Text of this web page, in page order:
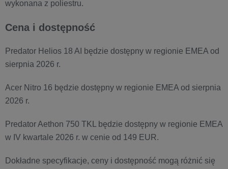
wykonana z poliestru.
Cena i dostępność
Predator Helios 18 AI będzie dostępny w regionie EMEA od
sierpnia 2026 r.
Acer Nitro 16 będzie dostępny w regionie EMEA od sierpnia
2026 r.
Predator Aethon 750 TKL będzie dostępny w regionie EMEA
w IV kwartale 2026 r. w cenie od 149 EUR.
Dokładne specyfikacje, ceny i dostępność mogą różnić się